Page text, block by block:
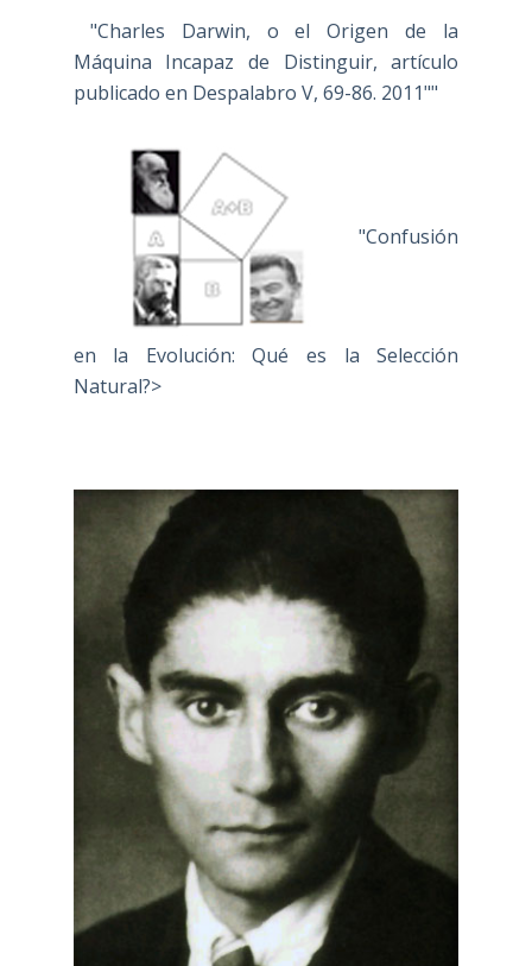
"Charles Darwin, o el Origen de la
Máquina Incapaz de Distinguir, artículo
publicado en Despalabro V, 69-86. 2011""
"Confusión
en la Evolución: Qué es la Selección
Natural?>